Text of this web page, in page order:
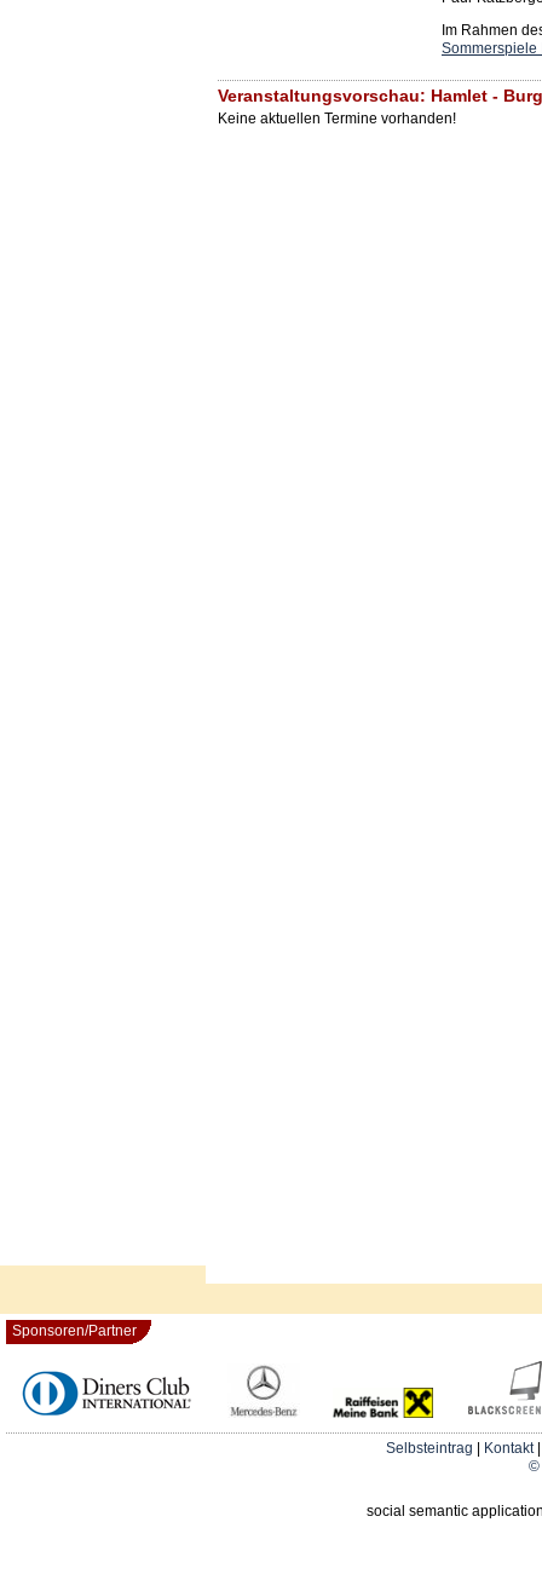
Im Rahmen
Sommerspiele
Veranstaltungsvorschau: Hamlet -
Keine aktuellen Termine vorhanden!
Sponsoren/Partner
Selbsteintrag Kontakt
©
social semantic